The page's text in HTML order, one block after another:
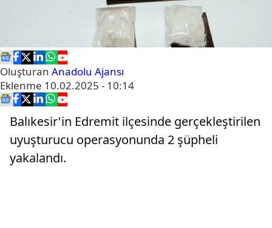
Oluşturan Anadolu Ajansı
Eklenme 10.02.2025 - 10:14
Balıkesir'in Edremit ilçesinde gerçekleştirilen
uyuşturucu operasyonunda 2 şüpheli
yakalandı.